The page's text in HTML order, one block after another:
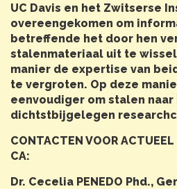
UC Davis en het Zwitserse
overeengekomen om
betreffende het door hen
stalenmateriaal uit te
manier de expertise van
te vergroten. Op deze
eenvoudiger om stalen naar
dichtstbijgelegen
CONTACTEN VOOR
CA:
Dr. Cecelia PENEDO Phd.,